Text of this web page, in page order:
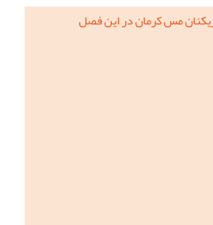
مس کرمان در این فصل